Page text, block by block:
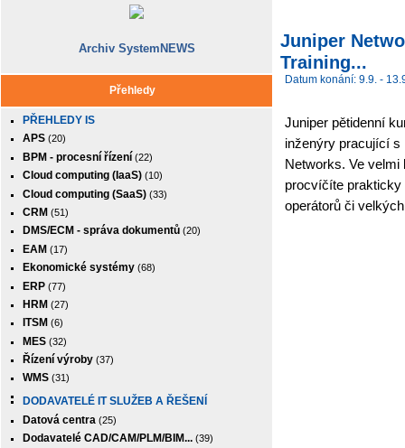
Archiv SystemNEWS
Přehledy
PŘEHLEDY IS
APS (20)
BPM - procesní řízení (22)
Cloud computing (IaaS) (10)
Cloud computing (SaaS) (33)
CRM (51)
DMS/ECM - správa dokumentů (20)
EAM (17)
Ekonomické systémy (68)
ERP (77)
HRM (27)
ITSM (6)
MES (32)
Řízení výroby (37)
WMS (31)
DODAVATELÉ IT SLUŽEB A ŘEŠENÍ
Datová centra (25)
Dodavatelé CAD/CAM/PLM/BIM... (39)
Juniper
Training...
Datum konání: 9.9. -
Juniper pětidenní
inženýry pracující s
Networks. Ve
procvíčíte prakticky
operátorů či